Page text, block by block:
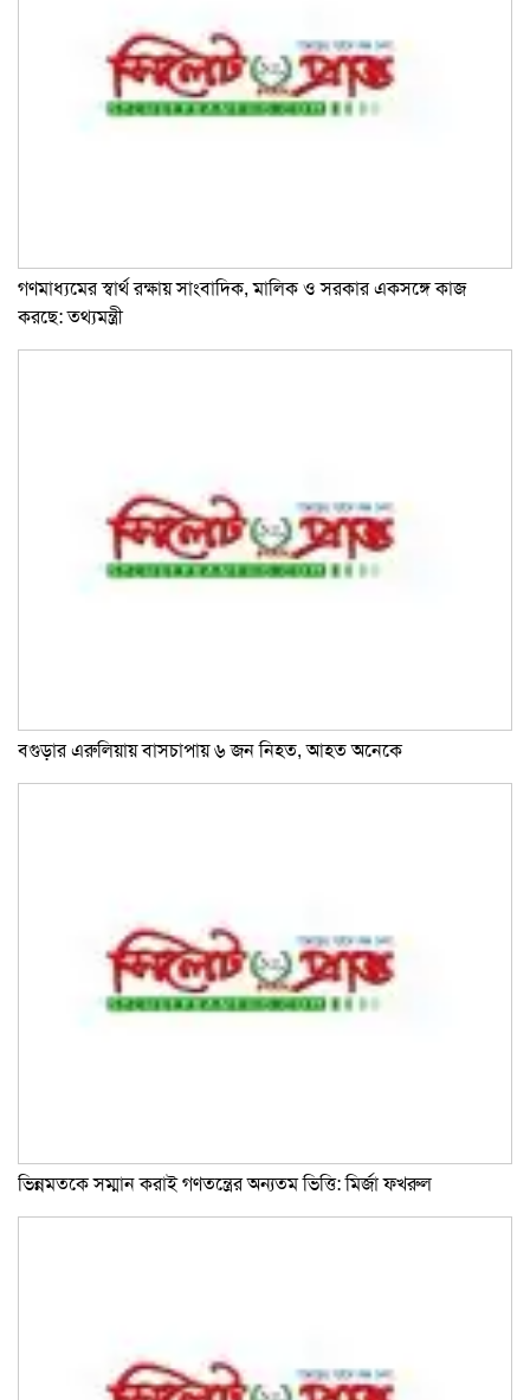
গণমাধ্যমের স্বার্থ রক্ষায় সাংবাদিক, মালিক ও সরকার একসঙ্গে কাজ
করছে: তথ্যমন্ত্রী
বগুড়ার এরুলিয়ায় বাসচাপায় ৬ জন নিহত, আহত অনেকে
ভিন্নমতকে সম্মান করাই গণতন্ত্রের অন্যতম ভিত্তি: মির্জা ফখরুল